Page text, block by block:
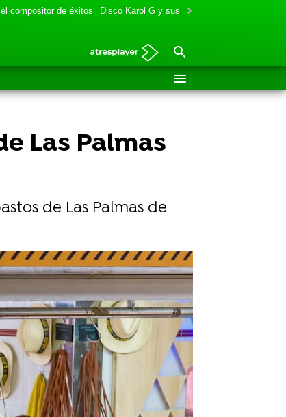
compositor de éxitos Disco Karol G y sus colaboraciones
Las Palmas
de Las Palmas de